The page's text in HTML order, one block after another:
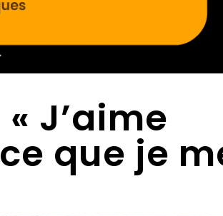
J’aime
que je